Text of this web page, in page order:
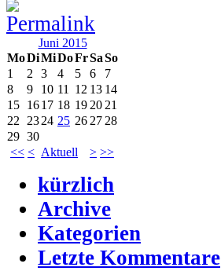
Juni 2015
MoDiMiDoFrSaSo
<< < Aktuell > >>
1 2 3 4 5 6
7
8
9 10 11 12 13 14
15 1617 18 19 20 21
22
2324 25 26 27 28
29 30
kürzlich
Archive
Kategorien
Letzte Kommentare